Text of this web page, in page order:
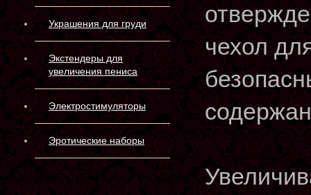
Украшения для груди
Экстендеры для
увеличения пениса
Электростимуляторы
Эротические наборы
чехол